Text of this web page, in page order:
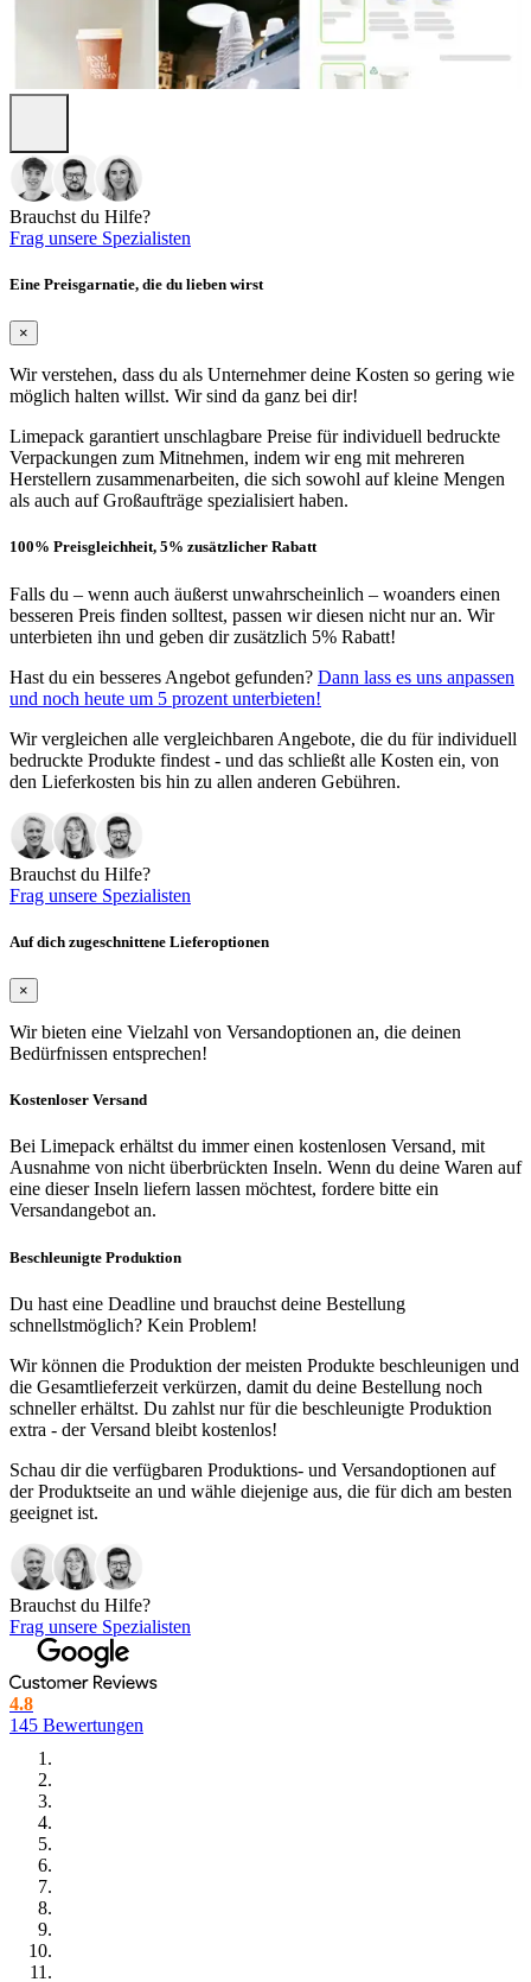
Brauchst du Hilfe?
Frag unsere Spezialisten
Eine Preisgarnatie, die du lieben wirst
×
Wir verstehen, dass du als Unternehmer deine Kosten so gering wie
möglich halten willst. Wir sind da ganz bei dir!
Limepack garantiert unschlagbare Preise für individuell bedruckte
Verpackungen zum Mitnehmen, indem wir eng mit mehreren
Herstellern zusammenarbeiten, die sich sowohl auf kleine Mengen
als auch auf Großaufträge spezialisiert haben.
100% Preisgleichheit, 5% zusätzlicher Rabatt
Falls du – wenn auch äußerst unwahrscheinlich – woanders einen
besseren Preis finden solltest, passen wir diesen nicht nur an. Wir
unterbieten ihn und geben dir zusätzlich 5% Rabatt!
Hast du ein besseres Angebot gefunden? Dann lass es uns anpassen
und noch heute um 5 prozent unterbieten!
Wir vergleichen alle vergleichbaren Angebote, die du für individuell
bedruckte Produkte findest - und das schließt alle Kosten ein, von
den Lieferkosten bis hin zu allen anderen Gebühren.
Brauchst du Hilfe?
Frag unsere Spezialisten
Auf dich zugeschnittene Lieferoptionen
×
Wir bieten eine Vielzahl von Versandoptionen an, die deinen
Bedürfnissen entsprechen!
Kostenloser Versand
Bei Limepack erhältst du immer einen kostenlosen Versand, mit
Ausnahme von nicht überbrückten Inseln. Wenn du deine Waren auf
eine dieser Inseln liefern lassen möchtest, fordere bitte ein
Versandangebot an.
Beschleunigte Produktion
Du hast eine Deadline und brauchst deine Bestellung
schnellstmöglich? Kein Problem!
Wir können die Produktion der meisten Produkte beschleunigen und
die Gesamtlieferzeit verkürzen, damit du deine Bestellung noch
schneller erhältst. Du zahlst nur für die beschleunigte Produktion
extra - der Versand bleibt kostenlos!
Schau dir die verfügbaren Produktions- und Versandoptionen auf
der Produktseite an und wähle diejenige aus, die für dich am besten
geeignet ist.
Brauchst du Hilfe?
Frag unsere Spezialisten
4.8
145 Bewertungen